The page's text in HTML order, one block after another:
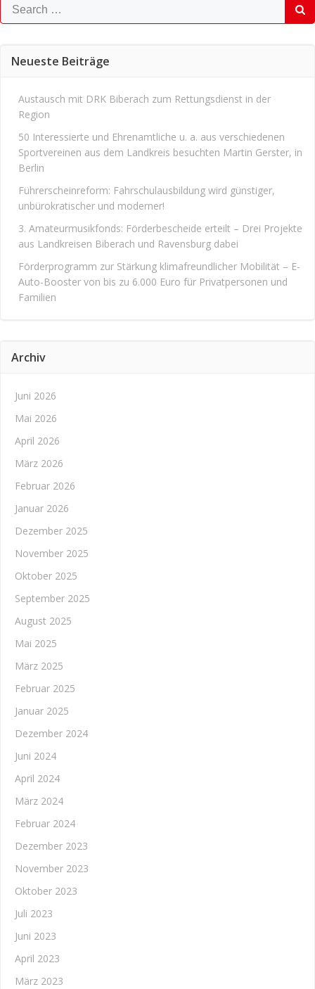
Search
for:
Neueste Beiträge
Austausch mit DRK Biberach zum Rettungsdienst in der
Region
50 Interessierte und Ehrenamtliche u. a. aus verschiedenen
Sportvereinen aus dem Landkreis besuchten Martin Gerster, in
Berlin
Führerscheinreform: Fahrschulausbildung wird günstiger,
unbürokratischer und moderner!
3. Amateurmusikfonds: Förderbescheide erteilt – Drei Projekte
aus Landkreisen Biberach und Ravensburg dabei
Förderprogramm zur Stärkung klimafreundlicher Mobilität – E-
Auto-Booster von bis zu 6.000 Euro für Privatpersonen und
Familien
Archiv
Juni 2026
Mai 2026
April 2026
März 2026
Februar 2026
Januar 2026
Dezember 2025
November 2025
Oktober 2025
September 2025
August 2025
Mai 2025
März 2025
Februar 2025
Januar 2025
Dezember 2024
Juni 2024
April 2024
März 2024
Februar 2024
Dezember 2023
November 2023
Oktober 2023
Juli 2023
Juni 2023
April 2023
März 2023